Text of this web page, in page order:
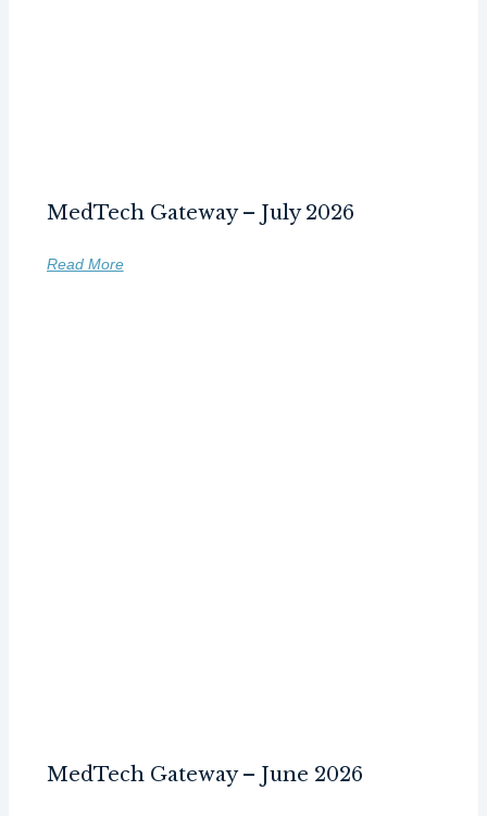
MedTech Gateway – July 2026
Read More
MedTech Gateway – June 2026